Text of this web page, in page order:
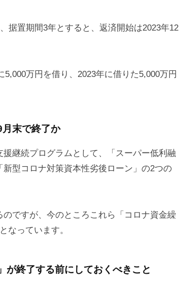
据置期間3年とすると、返済開始は2023年12
万円を借り、2023年に借りた5,000万円
末で終了か
継続プログラムとして、「スーパー低利融
型コロナ対策資本性劣後ローン」の2つの
ですが、今のところこれら「コロナ資金繰
なっています。
が終了する前にしておくべきこと